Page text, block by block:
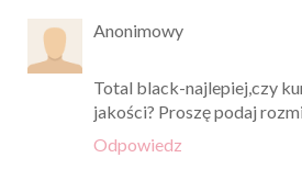
Anonimowy
Total black-najlepiej,czy
jakości? Proszę podaj
Odpowiedz